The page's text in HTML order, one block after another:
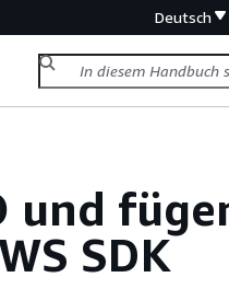
Deutsch
und
SDK